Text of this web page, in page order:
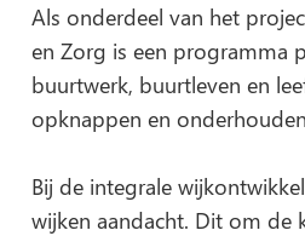
Als onderdeel van het
en Zorg is een programma
buurtwerk, buurtleven en
opknappen en
Bij de integrale
wijken aandacht. Dit om de